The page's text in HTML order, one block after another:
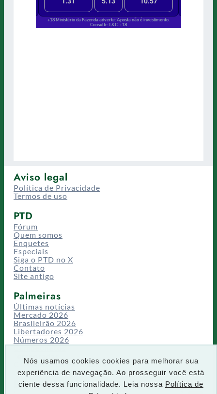
Nós usamos cookies cookies para melhorar sua
experiência de navegação. Ao prosseguir você está
ciente dessa funcionalidade. Leia nossa Política de
Aviso legal
Política de Privacidade
Termos de uso
PTD
Fórum
Quem somos
Enquetes
Especiais
Siga o PTD no X
Contato
Site antigo
Palmeiras
Últimas notícias
Mercado 2026
Brasileirão 2026
Libertadores 2026
Números 2026
Campeonatos
CT/Centro de Excelência
Busca